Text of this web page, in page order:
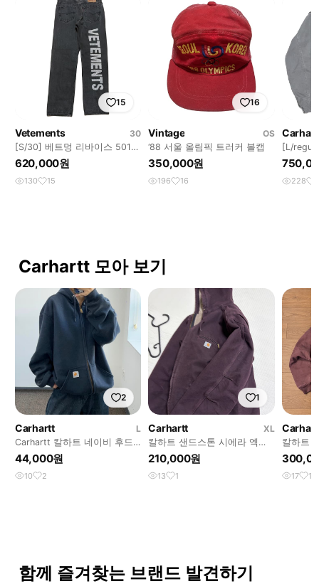
15
Vetements
30
[S/30] 베트멍 리바이스 501
뒷자수로고 흑청 진
620,000원
130 15
16
Vintage
OS
‘88 서울 올림픽 트러커 볼캡
350,000원
196 16
[L/
트로이
228
Carhartt 모아 보기
2
Carhartt
L
Carhartt 칼하트 네이비 후드
집업
44,000원
10 2
1
Carhartt
XL
칼하트 샌드스톤 시에라 엑티
브 후드 자켓
210,000원
13 1
칼하트
17 1
함께 즐겨찾는 브랜드 발견하기